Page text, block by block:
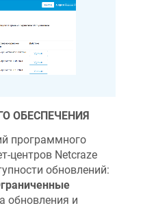
ОБЕСПЕЧЕНИЯ
программного
центров Netcraze
обновлений:
обновления и